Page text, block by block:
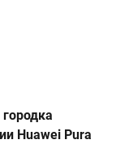
Huawei Pura